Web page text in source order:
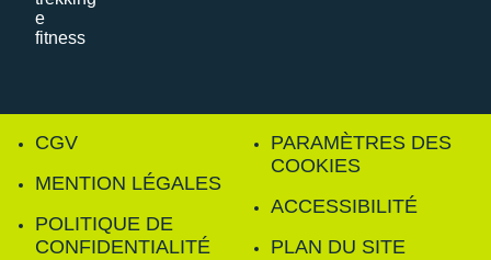
CGV
MENTION LÉGALES
POLITIQUE DE
CONFIDENTIALITÉ
PARAMÈTRES DES
COOKIES
ACCESSIBILITÉ
PLAN DU SITE